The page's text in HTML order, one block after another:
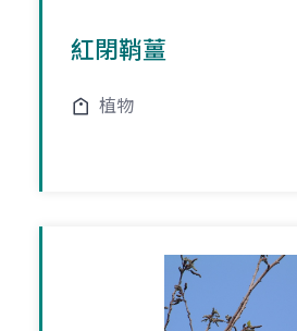
紅閉鞘薑
植物